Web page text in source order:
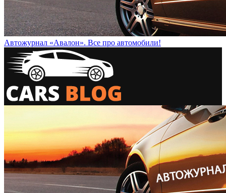
Автожурнал «Авалон». Все про автомобили!